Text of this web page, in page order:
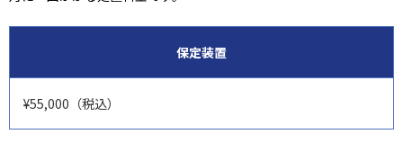
保定装置
¥55,000（税込）